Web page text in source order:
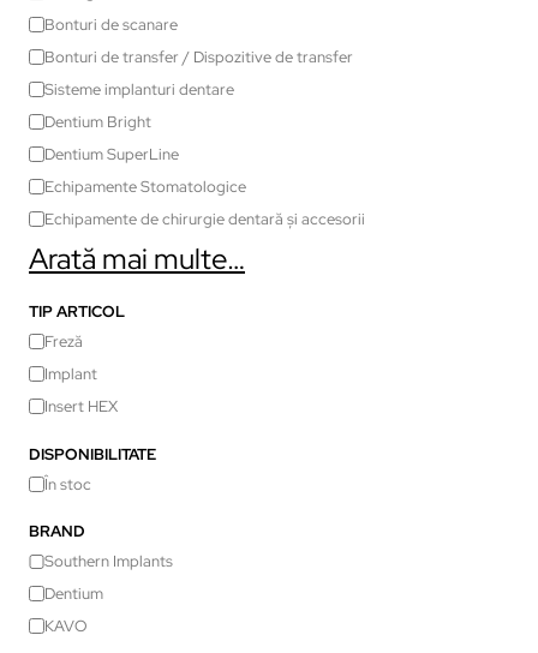
Bonturi de scanare
Bonturi de transfer / Dispozitive de transfer
Sisteme implanturi dentare
Dentium Bright
Dentium SuperLine
Echipamente Stomatologice
Echipamente de chirurgie dentară și accesorii
Arată mai multe…
TIP ARTICOL
Freză
Implant
Insert HEX
DISPONIBILITATE
În stoc
BRAND
Southern Implants
Dentium
KAVO